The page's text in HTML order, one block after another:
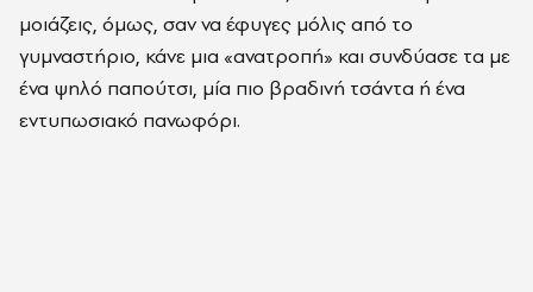
μοιάζεις, όμως, σαν να έφυγες μόλις από το
γυμναστήριο, κάνε μια «ανατροπή» και συνδύασε τα με
ένα ψηλό παπούτσι, μία πιο βραδινή τσάντα ή ένα
εντυπωσιακό πανωφόρι.